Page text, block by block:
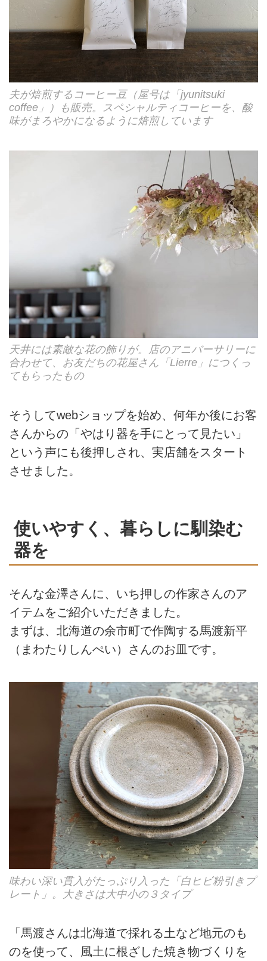
夫が焙煎するコーヒー豆（屋号は「jyunitsuki
coffee」）も販売。スペシャルティコーヒーを、酸
味がまろやかになるように焙煎しています
天井には素敵な花の飾りが。店のアニバーサリーに
合わせて、お友だちの花屋さん「Lierre」につくっ
てもらったもの
そうしてwebショップを始め、何年か後にお客
さんからの「やはり器を手にとって見たい」
という声にも後押しされ、実店舗をスタート
させました。
使いやすく、暮らしに馴染む
器を
そんな金澤さんに、いち押しの作家さんのア
イテムをご紹介いただきました。
まずは、北海道の余市町で作陶する馬渡新平
（まわたりしんぺい）さんのお皿です。
味わい深い貫入がたっぷり入った「白ヒビ粉引きプ
レート」。大きさは大中小の３タイプ
「馬渡さんは北海道で採れる土など地元のも
のを使って、風土に根ざした焼き物づくりを